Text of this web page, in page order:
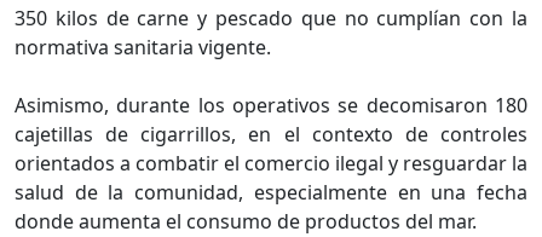
350 kilos de carne y pescado que no cumplían con la
normativa sanitaria vigente.
Asimismo, durante los operativos se decomisaron 180
cajetillas de cigarrillos, en el contexto de controles
orientados a combatir el comercio ilegal y resguardar la
salud de la comunidad, especialmente en una fecha
donde aumenta el consumo de productos del mar.